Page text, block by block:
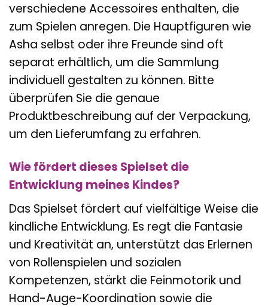
verschiedene Accessoires enthalten, die
zum Spielen anregen. Die Hauptfiguren wie
Asha selbst oder ihre Freunde sind oft
separat erhältlich, um die Sammlung
individuell gestalten zu können. Bitte
überprüfen Sie die genaue
Produktbeschreibung auf der Verpackung,
um den Lieferumfang zu erfahren.
Wie fördert dieses Spielset die
Entwicklung meines Kindes?
Das Spielset fördert auf vielfältige Weise die
kindliche Entwicklung. Es regt die Fantasie
und Kreativität an, unterstützt das Erlernen
von Rollenspielen und sozialen
Kompetenzen, stärkt die Feinmotorik und
Hand-Auge-Koordination sowie die